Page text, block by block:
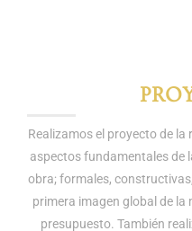
Realizamos el proyecto de
aspectos fundamentales de
obra; formales,
primera imagen global de la
presupuesto. También